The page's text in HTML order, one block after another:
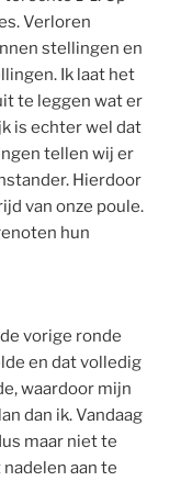
Verloren
stellingen en
Ik laat het
te leggen wat er
is echter wel dat
tellen wij er
Hierdoor
van onze poule.
hun
vorige ronde
en dat volledig
waardoor mijn
dan ik. Vandaag
maar niet te
aan te